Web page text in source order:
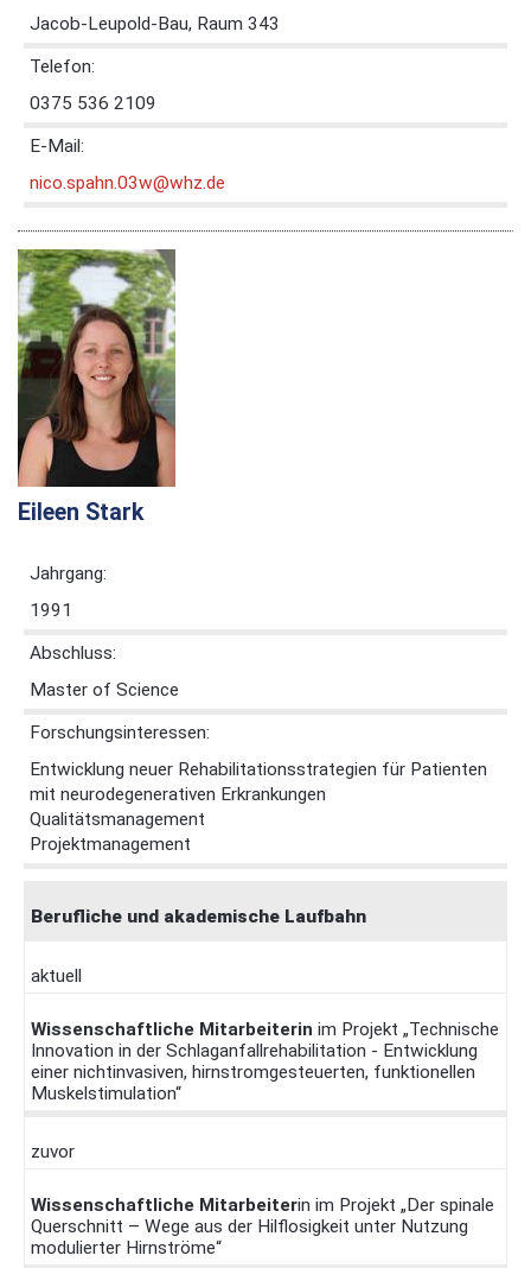
Jacob-Leupold-Bau, Raum 343
Telefon:
0375 536 2109
E-Mail:
nico.spahn.03w@whz.de
Eileen Stark
Jahrgang:
1991
Abschluss:
Master of Science
Forschungsinteressen:
Entwicklung neuer Rehabilitationsstrategien für Patienten
mit neurodegenerativen Erkrankungen
Qualitätsmanagement
Projektmanagement
Berufliche und akademische Laufbahn
aktuell
Wissenschaftliche Mitarbeiterin im Projekt „Technische
Innovation in der Schlaganfallrehabilitation - Entwicklung
einer nichtinvasiven, hirnstromgesteuerten, funktionellen
Muskelstimulation“
zuvor
Wissenschaftliche Mitarbeiterin im Projekt „Der spinale
Querschnitt – Wege aus der Hilflosigkeit unter Nutzung
modulierter Hirnströme“